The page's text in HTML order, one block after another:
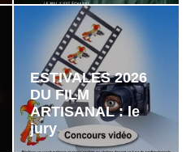
ESTIVALES 2026
DU FILM
ARTISANAL : le
jury